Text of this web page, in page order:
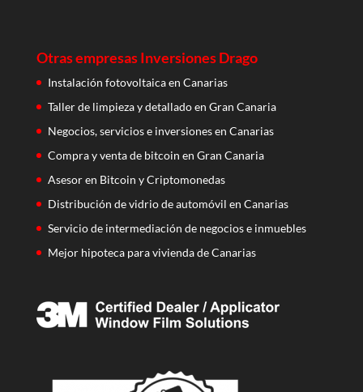
Otras empresas Inversiones Drago
Instalación fotovoltaica en Canarias
Taller de limpieza y detallado en Gran Canaria
Negocios, servicios e inversiones en Canarias
Compra y venta de bitcoin en Gran Canaria
Asesor en Bitcoin y Criptomonedas
Distribución de vidrio de automóvil en Canarias
Servicio de intermediación de negocios e inmuebles
Mejor hipoteca para vivienda de Canarias